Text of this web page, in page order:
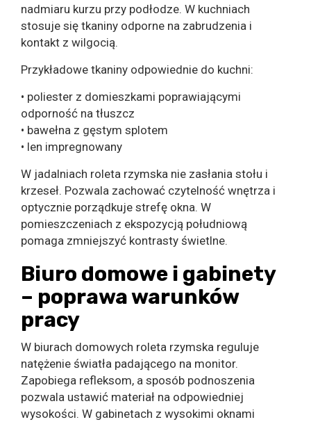
nadmiaru kurzu przy podłodze. W kuchniach
stosuje się tkaniny odporne na zabrudzenia i
kontakt z wilgocią.
Przykładowe tkaniny odpowiednie do kuchni:
• poliester z domieszkami poprawiającymi
odporność na tłuszcz
• bawełna z gęstym splotem
• len impregnowany
W jadalniach roleta rzymska nie zasłania stołu i
krzeseł. Pozwala zachować czytelność wnętrza i
optycznie porządkuje strefę okna. W
pomieszczeniach z ekspozycją południową
pomaga zmniejszyć kontrasty świetlne.
Biuro domowe i gabinety
– poprawa warunków
pracy
W biurach domowych roleta rzymska reguluje
natężenie światła padającego na monitor.
Zapobiega refleksom, a sposób podnoszenia
pozwala ustawić materiał na odpowiedniej
wysokości. W gabinetach z wysokimi oknami